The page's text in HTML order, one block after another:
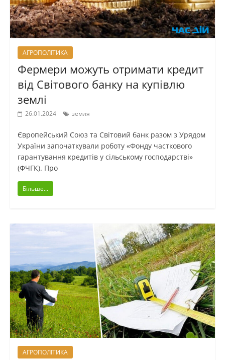
АГРОПОЛІТИКА
Фермери можуть отримати кредит
від Світового банку на купівлю
землі
26.01.2024 земля
Європейський Союз та Світовий банк разом з Урядом
України започаткували роботу «Фонду часткового
гарантування кредитів у сільському господарстві»
(ФЧГК). Про
Більше...
АГРОПОЛІТИКА